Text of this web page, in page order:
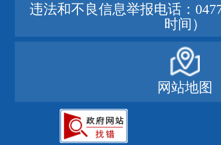
违法和不良信息举报电话：
时间）
网站地图